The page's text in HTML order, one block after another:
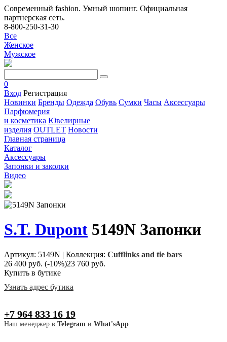
Современный fashion. Умный шопинг. Официальная
партнерская сеть.
8-800-250-31-30
Все
Женское
Мужское
0
Вход Регистрация
Новинки Бренды Одежда Обувь Сумки Часы Аксессуары
Парфюмерия
и косметика Ювелирные
изделия OUTLET Новости
Главная страница
Каталог
Аксессуары
Запонки и заколки
Видео
S.T. Dupont 5149N Запонки
Артикул: 5149N | Коллекция: Cufflinks and tie bars
26 400 руб. (-10%)23 760 руб.
Купить в бутике
Узнать адрес бутика
+7 964 833 16 19
Наш менеджер в Telegram и What'sApp